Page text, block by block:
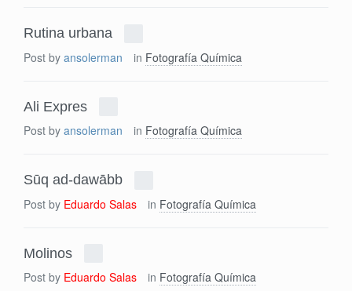
Rutina urbana
Post by ansolerman in Fotografía Química
Ali Expres
Post by ansolerman in Fotografía Química
Sūq ad-dawābb
Post by Eduardo Salas in Fotografía Química
Molinos
Post by Eduardo Salas in Fotografía Química